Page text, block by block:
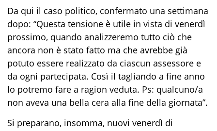
Da qui il caso politico, confermato una settimana
dopo: “Questa tensione è utile in vista di venerdì
prossimo, quando analizzeremo tutto ciò che
ancora non è stato fatto ma che avrebbe già
potuto essere realizzato da ciascun assessore e
da ogni partecipata. Così il tagliando a fine anno
lo potremo fare a ragion veduta. Ps: qualcuno/a
non aveva una bella cera alla fine della giornata”.
Si preparano, insomma, nuovi venerdì di